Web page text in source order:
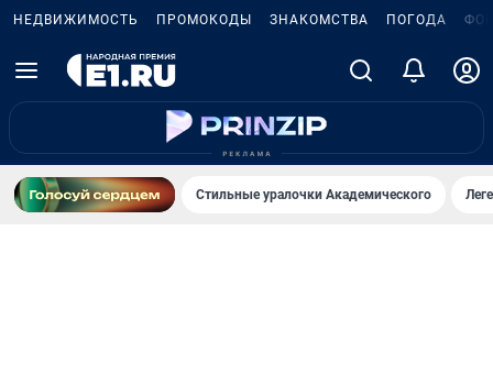
НЕДВИЖИМОСТЬ ПРОМОКОДЫ ЗНАКОМСТВА ПОГОДА
Стильные уралочки Академического